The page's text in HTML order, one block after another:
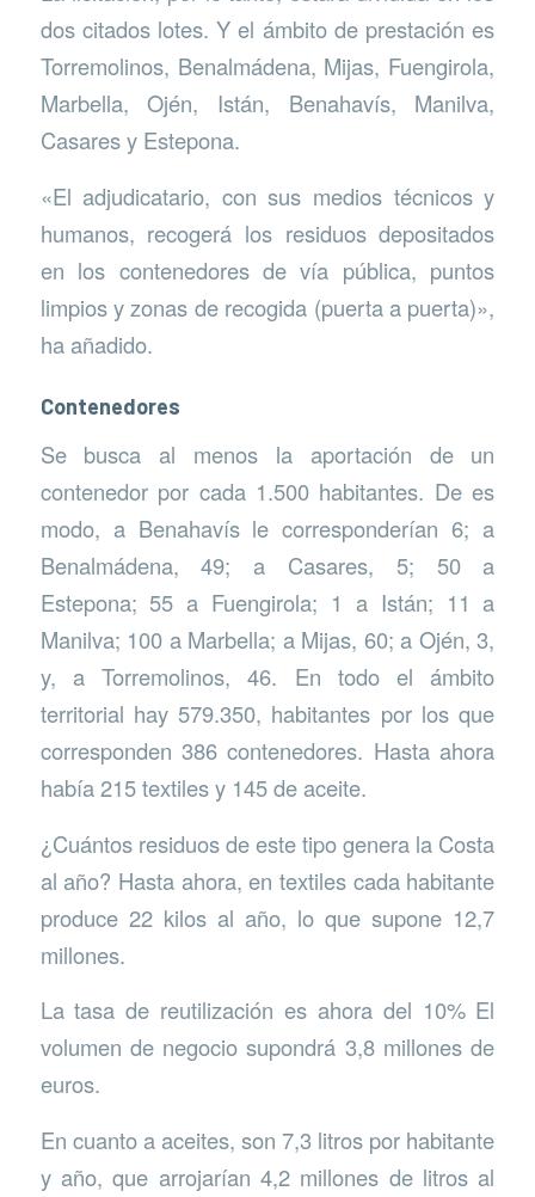
dos citados lotes. Y el ámbito de prestación es
Torremolinos, Benalmádena, Mijas, Fuengirola,
Marbella, Ojén, Istán, Benahavís, Manilva,
Casares y Estepona.
«El adjudicatario, con sus medios técnicos y
humanos, recogerá los residuos depositados
en los contenedores de vía pública, puntos
limpios y zonas de recogida (puerta a puerta)»,
ha añadido.
Contenedores
Se busca al menos la aportación de un
contenedor por cada 1.500 habitantes. De es
modo, a Benahavís le corresponderían 6; a
Benalmádena, 49; a Casares, 5; 50 a
Estepona; 55 a Fuengirola; 1 a Istán; 11 a
Manilva; 100 a Marbella; a Mijas, 60; a Ojén, 3,
y, a Torremolinos, 46. En todo el ámbito
territorial hay 579.350, habitantes por los que
corresponden 386 contenedores. Hasta ahora
había 215 textiles y 145 de aceite.
¿Cuántos residuos de este tipo genera la Costa
al año? Hasta ahora, en textiles cada habitante
produce 22 kilos al año, lo que supone 12,7
millones.
La tasa de reutilización es ahora del 10% El
volumen de negocio supondrá 3,8 millones de
euros.
En cuanto a aceites, son 7,3 litros por habitante
y año, que arrojarían 4,2 millones de litros al